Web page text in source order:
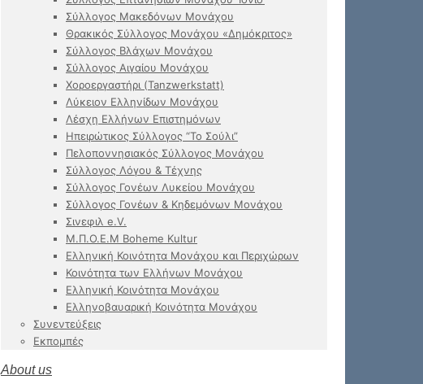
Σύλλογος Μακεδόνων Μονάχου
Θρακικός Σύλλογος Μονάχου «Δημόκριτος»
Σύλλογος Βλάχων Μονάχου
Σύλλογος Αιγαίου Μονάχου
Χοροεργαστήρι (Tanzwerkstatt)
Λύκειον Ελληνίδων Μονάχου
Λέσχη Ελλήνων Επιστημόνων
Ηπειρώτικος Σύλλογος “Το Σούλι”
Πελοποννησιακός Σύλλογος Μονάχου
Σύλλογος Λόγου & Τέχνης
Σύλλογος Γονέων Λυκείου Μονάχου
Σύλλογος Γονέων & Κηδεμόνων Μονάχου
Σινεφιλ e.V.
Μ.Π.Ο.Ε.Μ Boheme Kultur
Ελληνική Κοινότητα Μονάχου και Περιχώρων
Κοινότητα των Ελλήνων Μονάχου
Ελληνική Κοινότητα Μονάχου
Ελληνοβαυαρική Κοινότητα Μονάχου
Συνεντεύξεις
Εκπομπές
About us